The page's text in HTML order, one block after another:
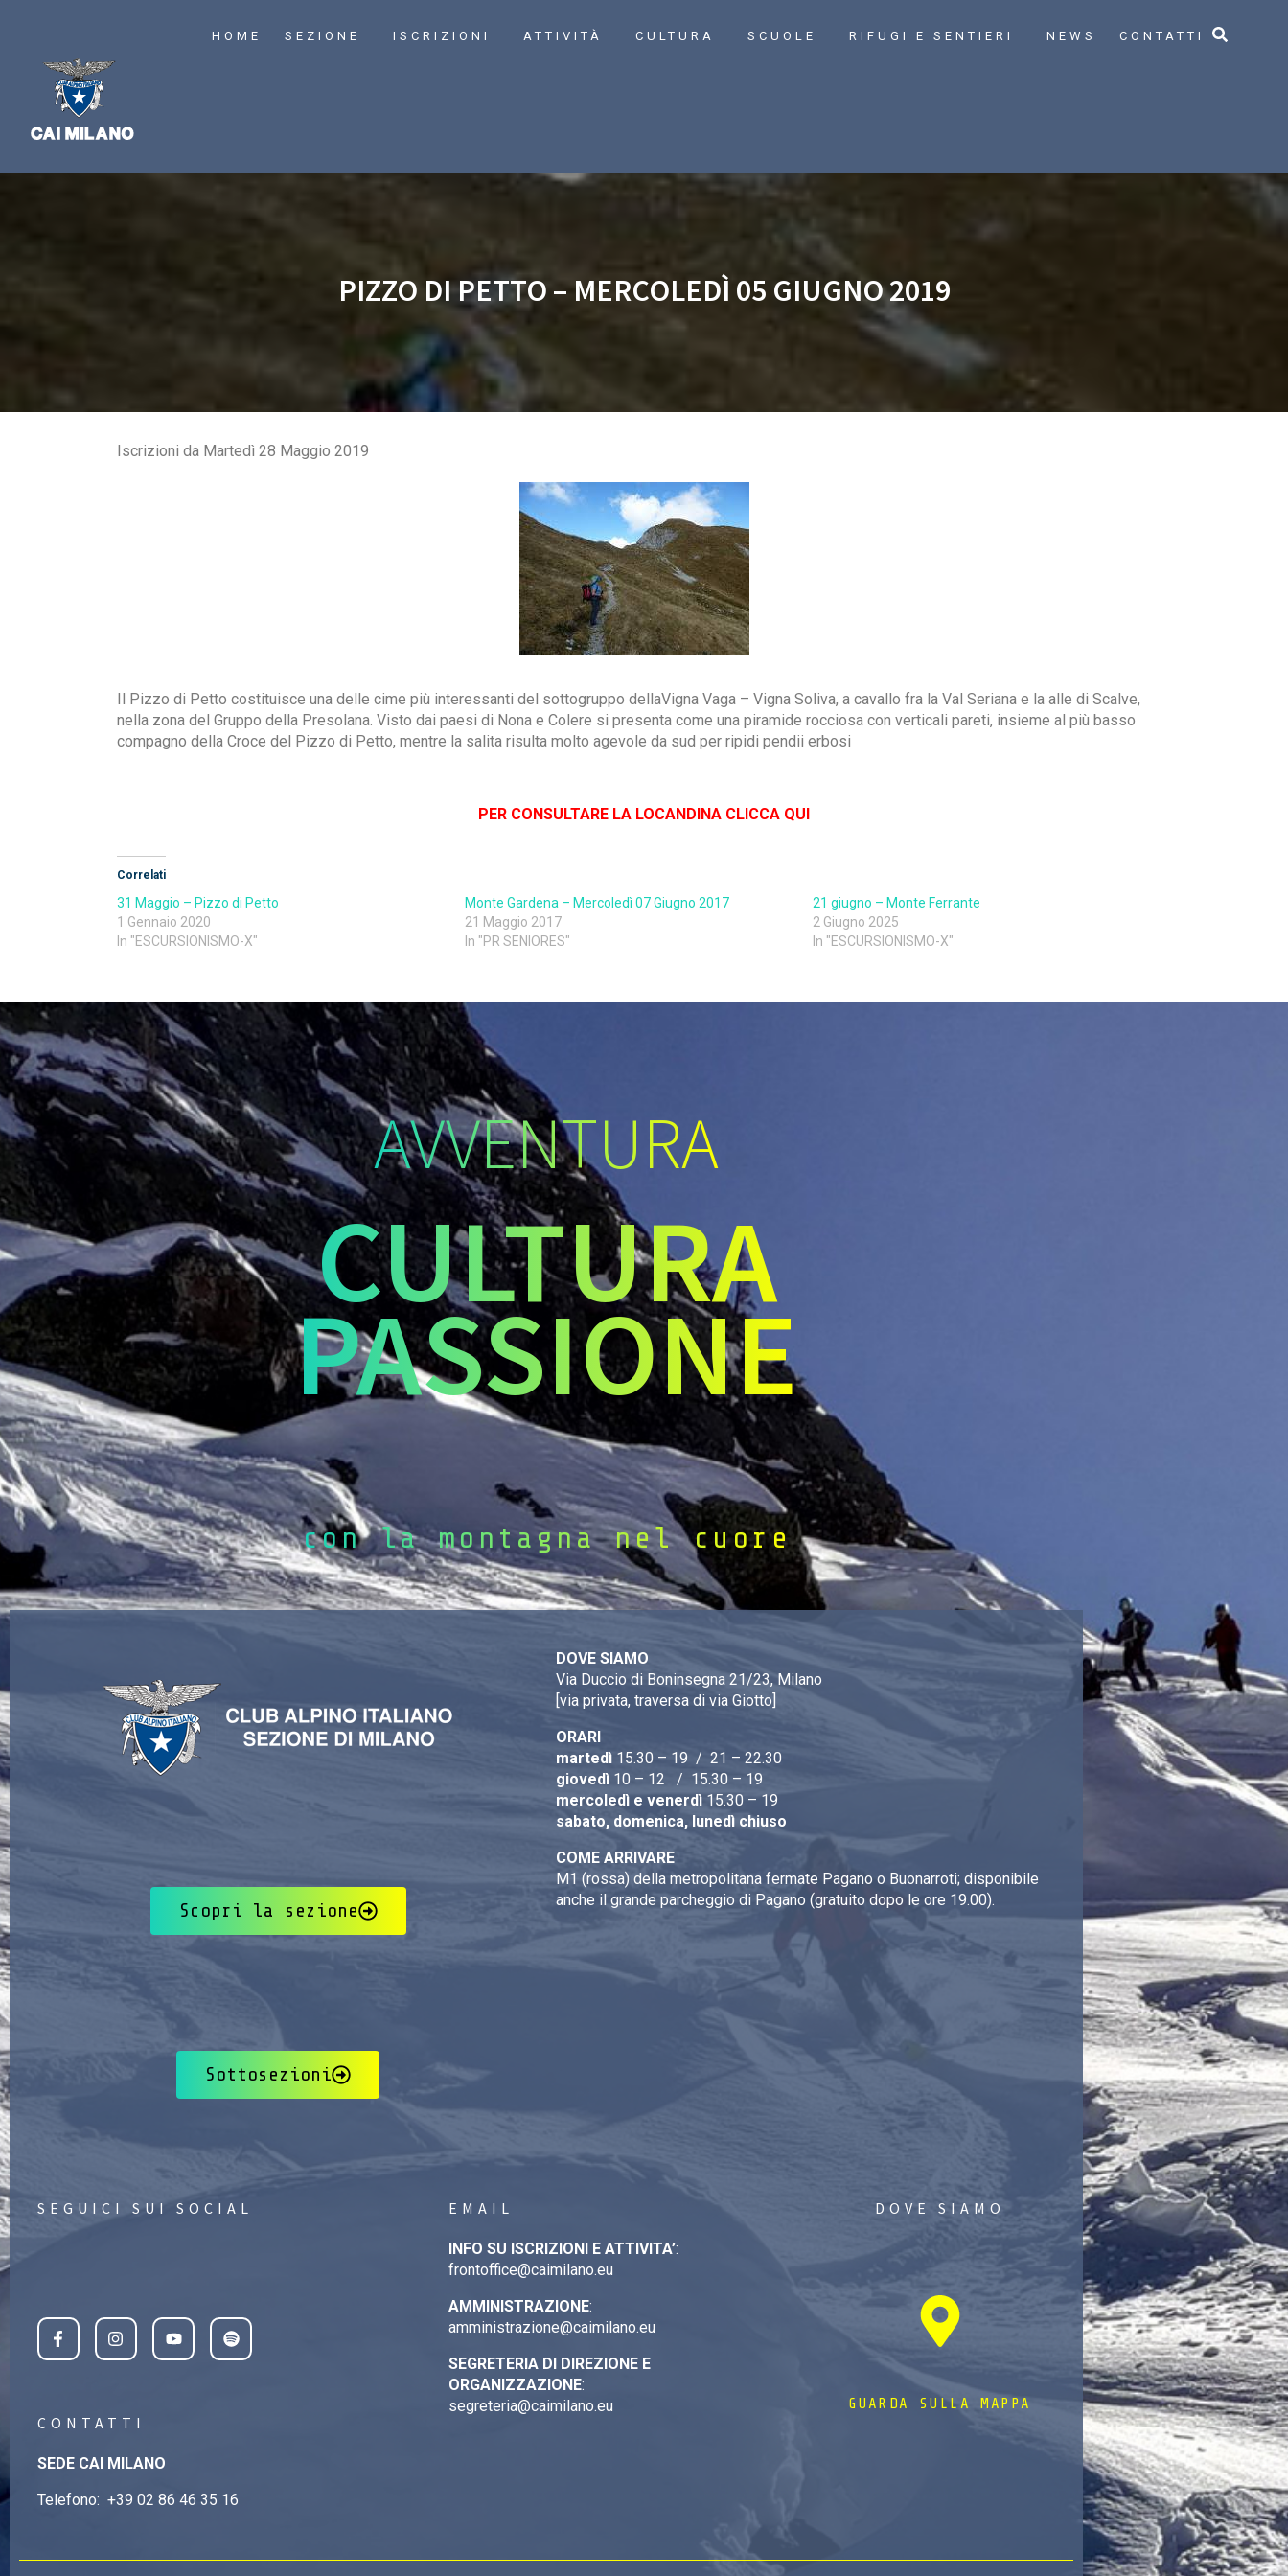
HOME SEZIONE ISCRIZIONI ATTIVITÀ CULTURA SCUOLE RIFUGI E SENTIERI NEWS CONTATTI
PIZZO DI PETTO – MERCOLEDÌ 05 GIUGNO 2019
Iscrizioni da Martedì 28 Maggio 2019
Il Pizzo di Petto costituisce una delle cime più interessanti del sottogruppo dellaVigna Vaga – Vigna Soliva, a cavallo fra la Val Seriana e la alle di Scalve,
nella zona del Gruppo della Presolana. Visto dai paesi di Nona e Colere si presenta come una piramide rocciosa con verticali pareti, insieme al più basso
compagno della Croce del Pizzo di Petto, mentre la salita risulta molto agevole da sud per ripidi pendii erbosi
PER CONSULTARE LA LOCANDINA CLICCA QUI
Correlati
31 Maggio – Pizzo di Petto
1 Gennaio 2020
In "ESCURSIONISMO-X"
Monte Gardena – Mercoledì 07 Giugno 2017
21 Maggio 2017
In "PR SENIORES"
21 giugno – Monte Ferrante
2 Giugno 2025
In "ESCURSIONISMO-X"
AVVENTURA
CULTURA
PASSIONE
con la montagna nel cuore
Scopri la sezione
Sottosezioni
DOVE SIAMO
Via Duccio di Boninsegna 21/23, Milano
[via privata, traversa di via Giotto]
ORARI
martedì 15.30 – 19 / 21 – 22.30
giovedì 10 – 12 / 15.30 – 19
mercoledì e venerdì 15.30 – 19
sabato, domenica, lunedì chiuso
COME ARRIVARE
M1 (rossa) della metropolitana fermate Pagano o Buonarroti; disponibile
anche il grande parcheggio di Pagano (gratuito dopo le ore 19.00).
SEGUICI SUI SOCIAL
CONTATTI
SEDE CAI MILANO
Telefono: +39 02 86 46 35 16
EMAIL
INFO SU ISCRIZIONI E ATTIVITA’:
frontoffice@caimilano.eu
AMMINISTRAZIONE:
amministrazione@caimilano.eu
SEGRETERIA DI DIREZIONE E
ORGANIZZAZIONE:
segreteria@caimilano.eu
DOVE SIAMO
GUARDA SULLA MAPPA